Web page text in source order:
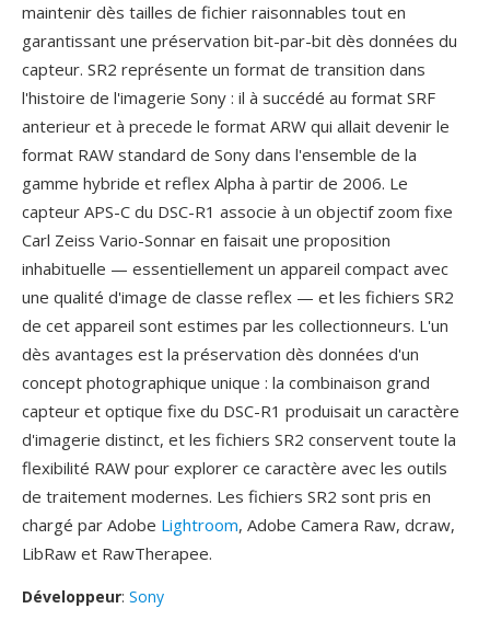
maintenir dès tailles de fichier raisonnables tout en
garantissant une préservation bit-par-bit dès données du
capteur. SR2 représente un format de transition dans
l'histoire de l'imagerie Sony : il à succédé au format SRF
anterieur et à precede le format ARW qui allait devenir le
format RAW standard de Sony dans l'ensemble de la
gamme hybride et reflex Alpha à partir de 2006. Le
capteur APS-C du DSC-R1 associe à un objectif zoom fixe
Carl Zeiss Vario-Sonnar en faisait une proposition
inhabituelle — essentiellement un appareil compact avec
une qualité d'image de classe reflex — et les fichiers SR2
de cet appareil sont estimes par les collectionneurs. L'un
dès avantages est la préservation dès données d'un
concept photographique unique : la combinaison grand
capteur et optique fixe du DSC-R1 produisait un caractère
d'imagerie distinct, et les fichiers SR2 conservent toute la
flexibilité RAW pour explorer ce caractère avec les outils
de traitement modernes. Les fichiers SR2 sont pris en
chargé par Adobe Lightroom, Adobe Camera Raw, dcraw,
LibRaw et RawTherapee.
Développeur: Sony